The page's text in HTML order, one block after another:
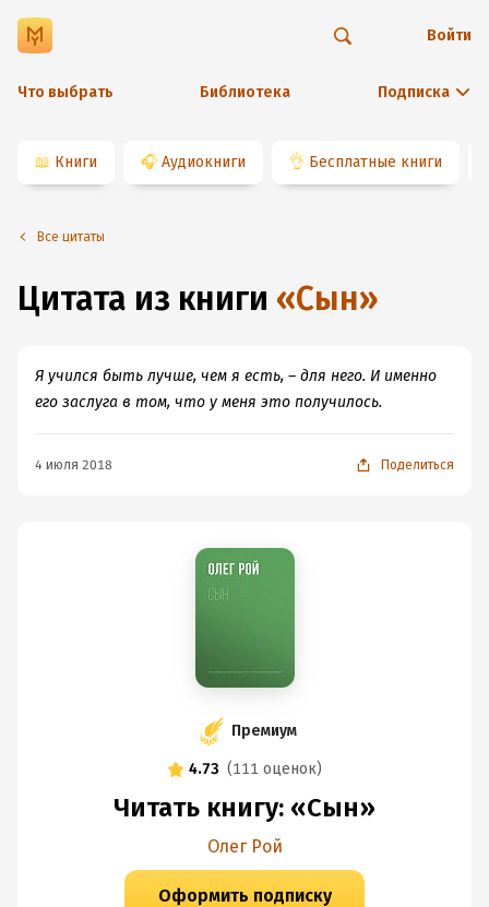
Что выбрать Библиотека Подписка
Войти
📖 Книги 🎧 Аудиокниги 👌 Бесплатные книги
Все цитаты
Цитата из книги «Сын»
Я учился быть лучше, чем я есть, – для него. И именно
его заслуга в том, что у меня это получилось.
4 июля 2018 Поделиться
Премиум
4.73 (111 оценок)
Читать книгу: «Сын»
Олег Рой
Оформить подписку